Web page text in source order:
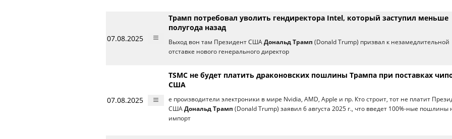
07.08.2025
Трамп потребовал уволить гендиректора Intel, который заступил меньше
полугода назад
Выход вон там Президент США Дональд Трамп (Donald Trump) призвал к незамедлительной
отставке нового генерального директор
07.08.2025
TSMC не будет платить драконовских пошлины Трампа при поставках
США
е производители электроники в мире Nvidia, AMD, Apple и пр. Кто строит, тот не платит
США Дональд Трамп (Donald Trump) заявил 6 августа 2025 г., что введет 100%-ные пошлины
импорт